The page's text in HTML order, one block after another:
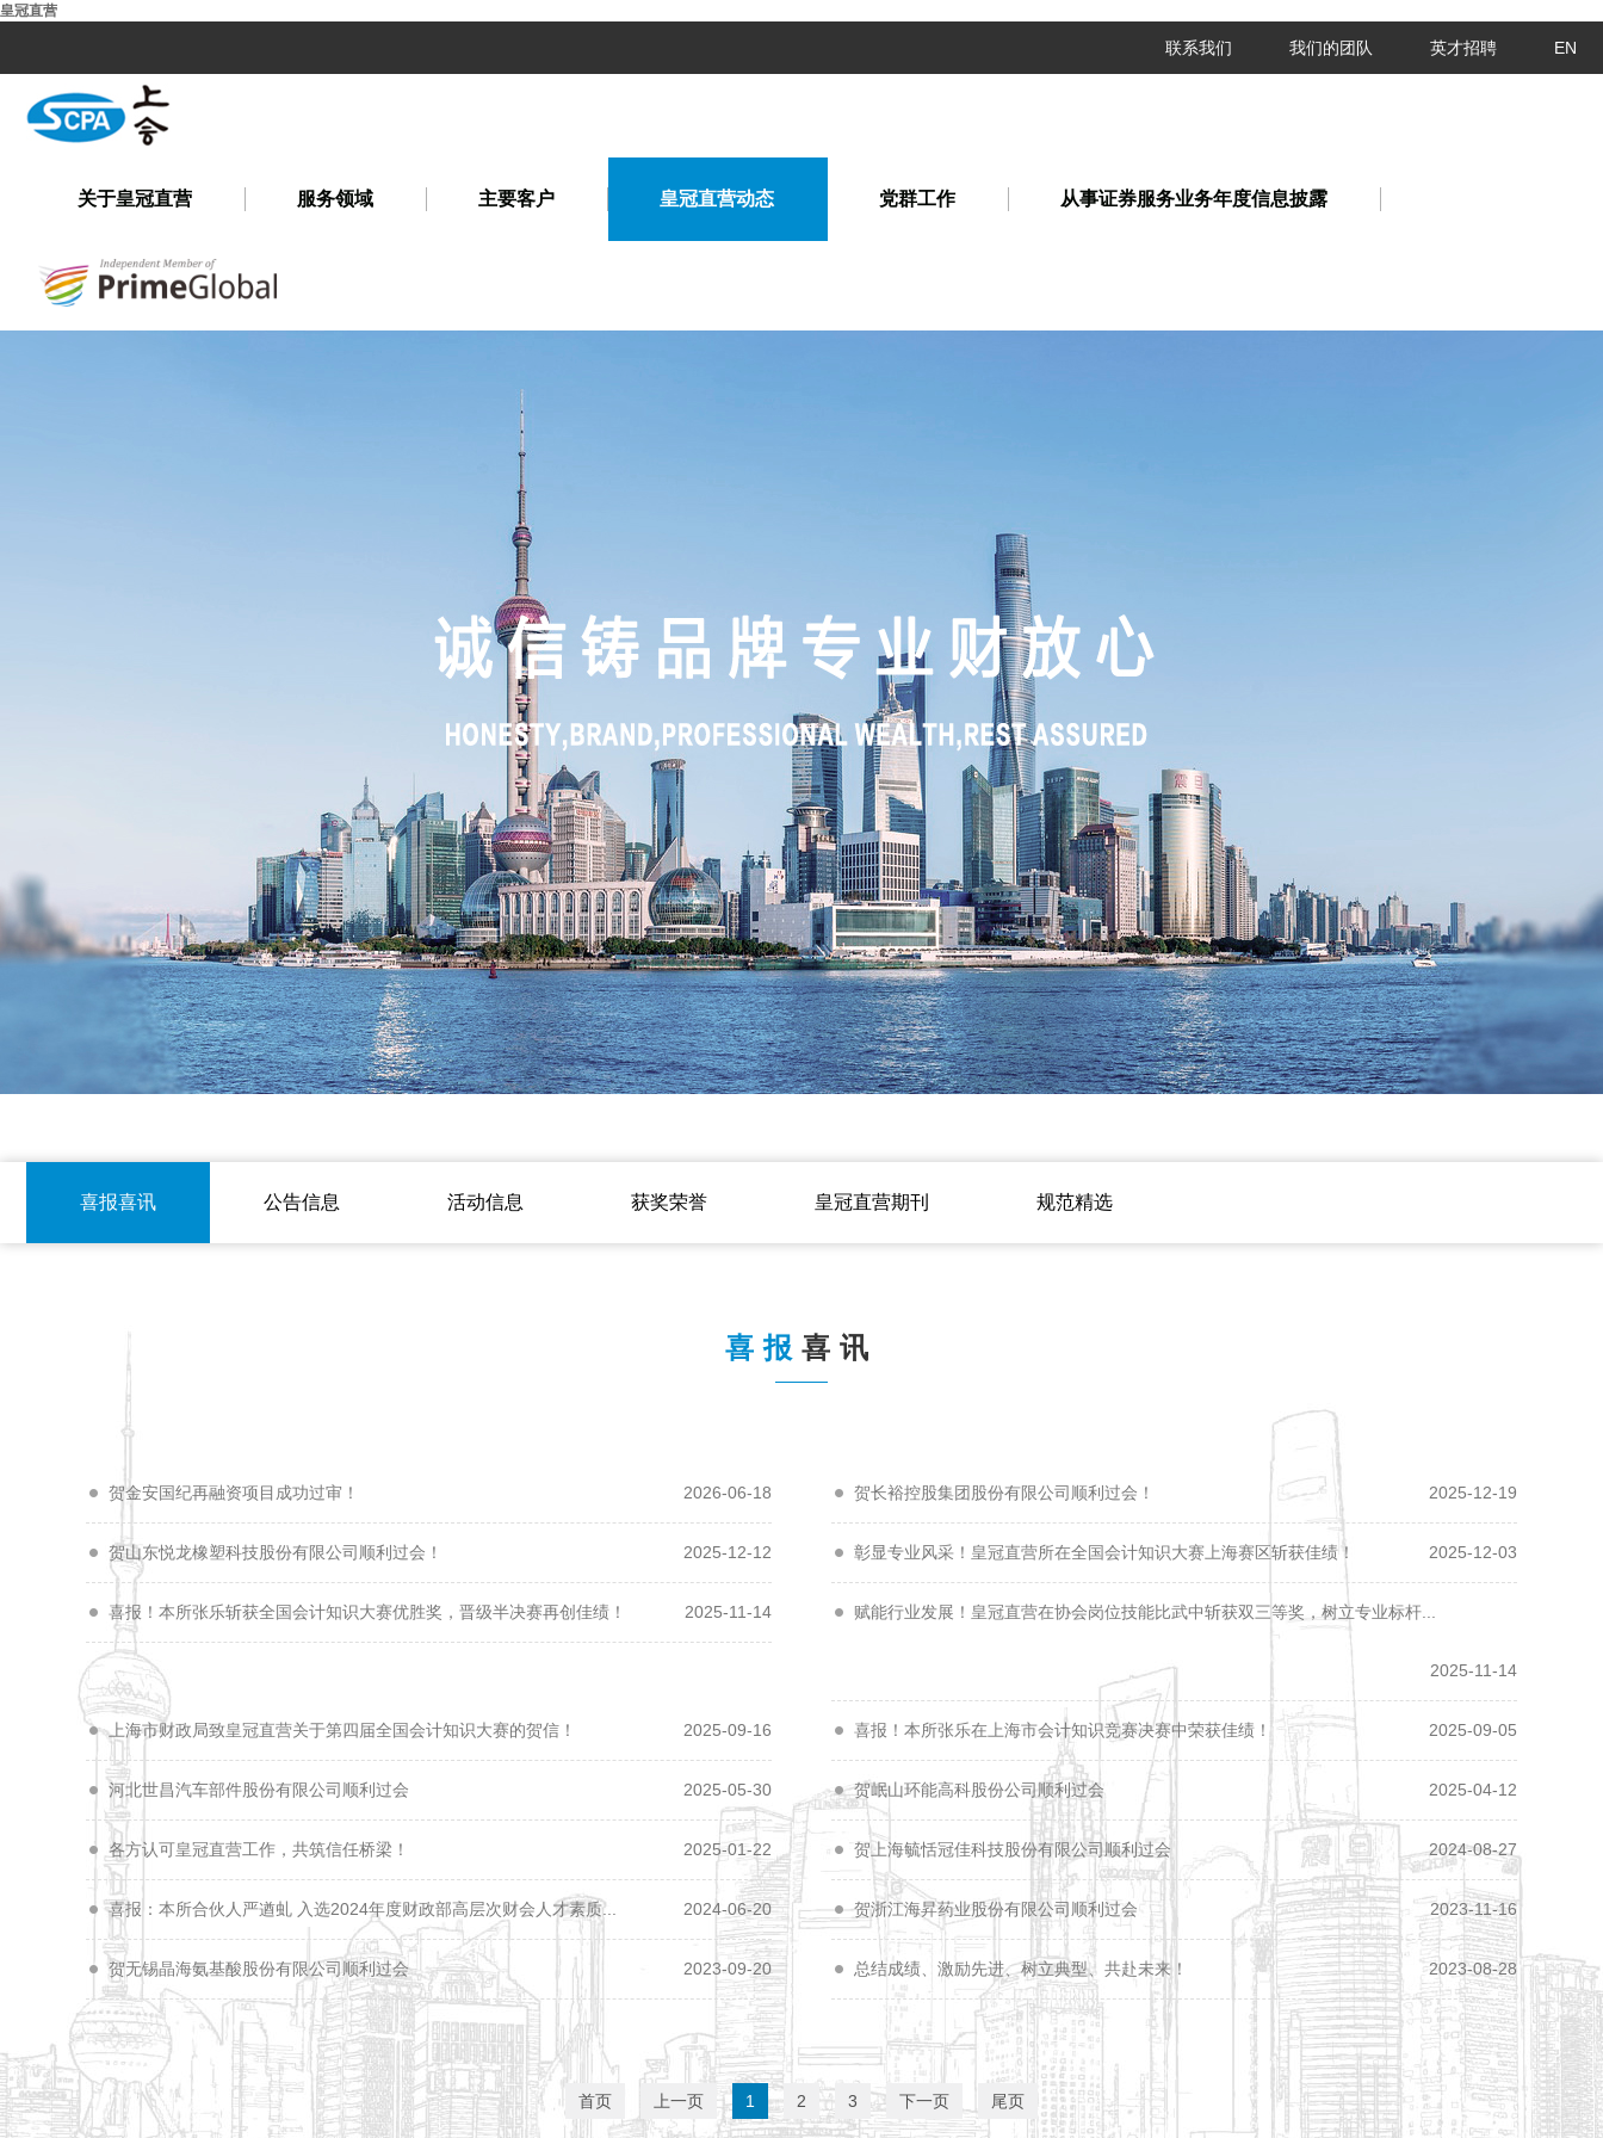
皇冠直营
联系我们 我们的团队 英才招聘 EN
关于皇冠直营 服务领域 主要客户 皇冠直营动态 党群工作 从事证券服务业务年度信息披露
喜报喜讯 公告信息 活动信息 获奖荣誉 皇冠直营期刊 规范精选
喜报 喜讯
贺金安国纪再融资项目成功过审！ 2026-06-18 贺长裕控股集团股份有限公司顺利过会！ 2025-12-19
贺山东悦龙橡塑科技股份有限公司顺利过会！ 2025-12-12 彰显专业风采！皇冠直营所在全国会计知识大赛上海赛区斩获佳绩！ 2025-12-03
喜报！本所张乐斩获全国会计知识大赛优胜奖，晋级半决赛再创佳绩！ 2025-11-14 赋能行业发展！皇冠直营在协会岗位技能比武中斩获双三等奖，树立专业标杆...
2025-11-14
上海市财政局致皇冠直营关于第四届全国会计知识大赛的贺信！ 2025-09-16 喜报！本所张乐在上海市会计知识竞赛决赛中荣获佳绩！ 2025-09-05
河北世昌汽车部件股份有限公司顺利过会 2025-05-30 贺岷山环能高科股份公司顺利过会 2025-04-12
各方认可皇冠直营工作，共筑信任桥梁！ 2025-01-22 贺上海毓恬冠佳科技股份有限公司顺利过会 2024-08-27
喜报：本所合伙人严遒虬 入选2024年度财政部高层次财会人才素质... 2024-06-20 贺浙江海昇药业股份有限公司顺利过会 2023-11-16
贺无锡晶海氨基酸股份有限公司顺利过会 2023-09-20 总结成绩、激励先进、树立典型、共赴未来！ 2023-08-28
首页 上一页 1 2 3 下一页 尾页